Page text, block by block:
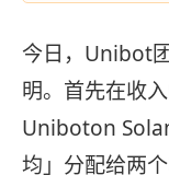
今日，Unibot
明。首先在收
Uniboton
均」分配给两个